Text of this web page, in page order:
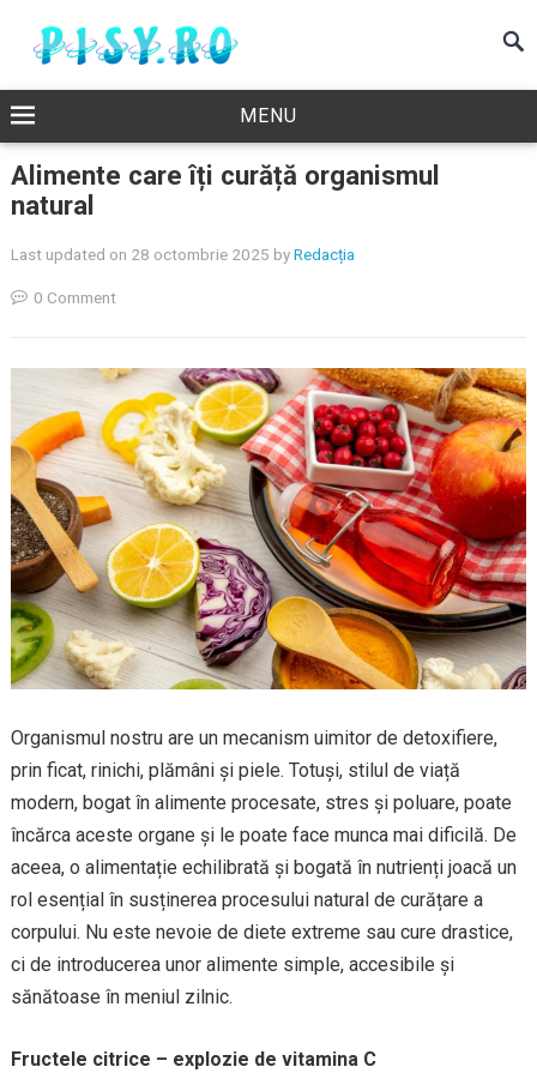
MENU
Alimente care îți curăță organismul
natural
Last updated on 28 octombrie 2025 byRedacția
0 Comment
Organismul nostru are un mecanism uimitor de detoxifiere,
prin ficat, rinichi, plămâni și piele. Totuși, stilul de viață
modern, bogat în alimente procesate, stres și poluare, poate
încărca aceste organe și le poate face munca mai dificilă. De
aceea, o alimentație echilibrată și bogată în nutrienți joacă un
rol esențial în susținerea procesului natural de curățare a
corpului. Nu este nevoie de diete extreme sau cure drastice,
ci de introducerea unor alimente simple, accesibile și
sănătoase în meniul zilnic.
Fructele citrice – explozie de vitamina C